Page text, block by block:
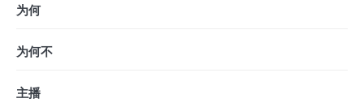
为何
为何不
主播